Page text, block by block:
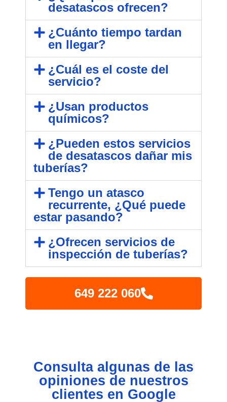
desatascos ofrecen?
¿Cuánto tiempo tardan
en llegar?
¿Cuál es el coste del
servicio?
¿Usan productos
químicos?
¿Pueden estos servicios
de desatascos dañar mis
tuberías?
Tengo un atasco
recurrente, ¿Qué puede
estar pasando?
¿Ofrecen servicios de
inspección de tuberías?
649 222 060
Consulta algunas de las
opiniones de nuestros
clientes en Google